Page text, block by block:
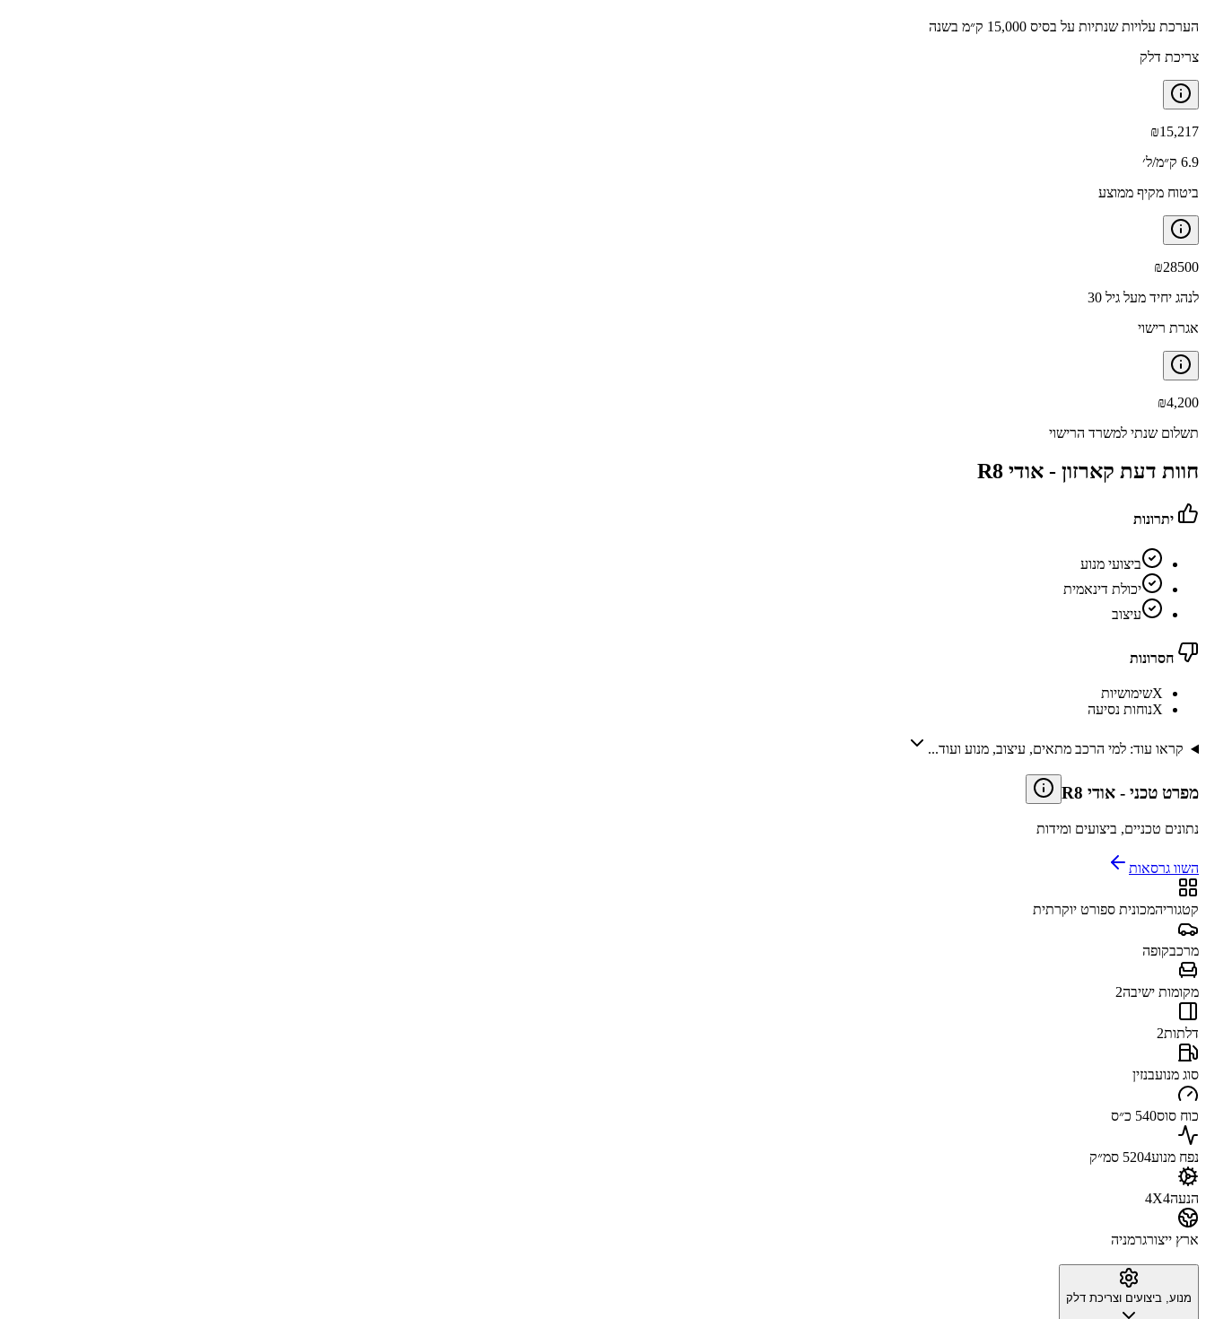
הערכת עלויות שנתיות על בסיס 15,000 ק״מ בשנה
צריכת דלק
₪15,217
6.9 ק״מ/ל׳
ביטוח מקיף ממוצע
₪28500
לנהג יחיד מעל גיל 30
אגרת רישוי
₪4,200
תשלום שנתי למשרד הרישוי
חוות דעת קארזון - אודי R8
יתרונות
ביצועי מנוע
יכולת דינאמית
עיצוב
חסרונות
Xשימושיות
Xנוחות נסיעה
קראו עוד: למי הרכב מתאים, עיצוב, מנוע ועוד...
מפרט טכני - אודי R8
נתונים טכניים, ביצועים ומידות
השוו גרסאות
קטגוריהמכונית ספורט יוקרתית
מרכבקופה
מקומות ישיבה2
דלתות2
סוג מנועבנזין
כוח סוס540 כ״ס
נפח מנוע5204 סמ״ק
הנעה4X4
ארץ ייצורגרמניה
מנוע, ביצועים וצריכת דלק